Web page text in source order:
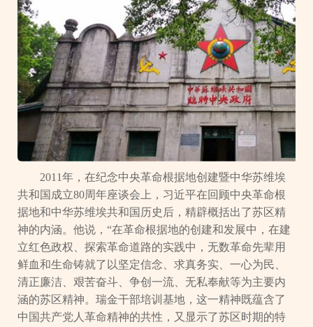
2011年，在纪念中央革命根据地创建暨中华苏维埃
共和国成立80周年座谈会上，习近平在回顾中央革命根
据地和中华苏维埃共和国历史后，精辟概括出了苏区精
神的内涵。他说，“在革命根据地的创建和发展中，在建
立红色政权、探索革命道路的实践中，无数革命先辈用
鲜血和生命铸就了以坚定信念、求真务实、一心为民、
清正廉洁、艰苦奋斗、争创一流、无私奉献等为主要内
涵的苏区精神。瑞金干部培训基地，这一精神既蕴含了
中国共产党人革命精神的共性，又显示了苏区时期的特